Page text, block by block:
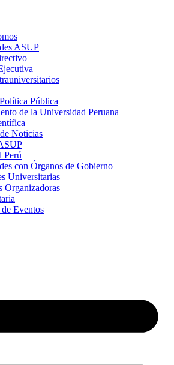
ASUP
Pública
de la Universidad Peruana
Noticias
Perú
con Órganos de Gobierno
Universitarias
Organizadoras
Eventos